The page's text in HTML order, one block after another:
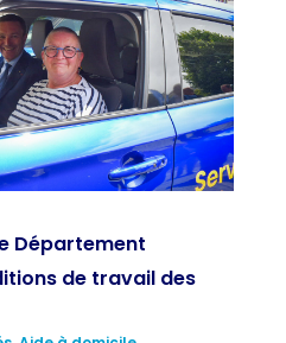
Département
de travail des